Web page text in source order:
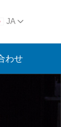
JA
わせ